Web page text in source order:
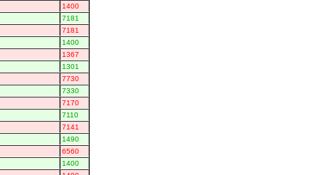
1400
7181
7181
1400
1367
1301
7730
7330
7170
7110
7141
1490
6560
1400